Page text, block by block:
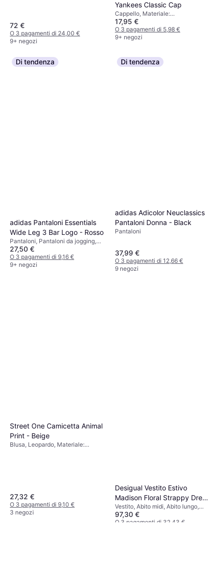
72 €
O 3 pagamenti di 24,00 €
9+ negozi
Yankees Classic Cap
Cappello, Materiale:
Elastane/Lycra/Spandex, Elastico
17,95 €
O 3 pagamenti di 5,98 €
9+ negozi
Di tendenza
adidas Pantaloni Essentials
Wide Leg 3 Bar Logo - Rosso
Pantaloni, Pantaloni da jogging,
Tinta unita, Materiale: Poliestere,
Sintetico, Tasche
27,50 €
O 3 pagamenti di 9,16 €
9+ negozi
Di tendenza
adidas Adicolor Neuclassics
Pantaloni Donna - Black
Pantaloni
37,99 €
O 3 pagamenti di 12,66 €
9 negozi
Street One Camicetta Animal
Print - Beige
Blusa, Leopardo, Materiale:
27,32 €
O 3 pagamenti di 9,10 €
3 negozi
Desigual Vestito Estivo
Madison Floral Strappy Dress
- Rosso
Vestito, Abito midi, Abito lungo,
Tinta unita, Floreale, Materiale:
Poliestere
97,30 €
O 3 pagamenti di 32,43 €